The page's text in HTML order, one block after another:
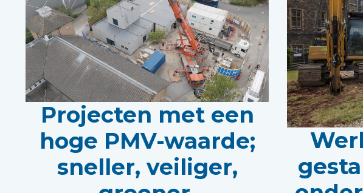
Projecten met een
hoge PMV-waarde;
sneller, veiliger,